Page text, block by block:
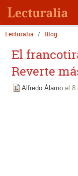
Lecturalia Blog
El
Reverte
Alfredo Álamo el 8